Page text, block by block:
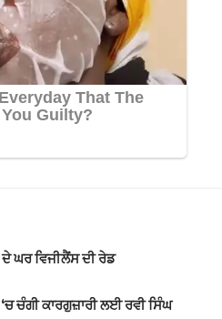
ਘਰ ਵਿਜੀਲੈਂਸ ਦੀ ਰੇਡ
ਚੰਗੀ ਕਾਰਗੁਜ਼ਾਰੀ ਲਈ ਰਵੀ ਸਿੰਘ